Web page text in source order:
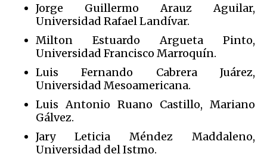
Jorge Guillermo Arauz Aguilar,
Universidad Rafael Landívar.
Milton Estuardo Argueta Pinto,
Universidad Francisco Marroquín.
Luis Fernando Cabrera Juárez,
Universidad Mesoamericana.
Luis Antonio Ruano Castillo, Mariano
Gálvez.
Jary Leticia Méndez Maddaleno,
Universidad del Istmo.